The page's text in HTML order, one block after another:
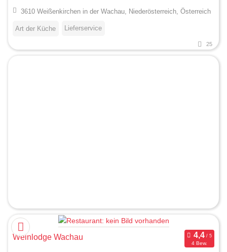
3610 Weißenkirchen in der Wachau, Niederösterreich, Österreich
Art der Küche Lieferservice
25
Weinlodge Wachau
4 Bew.